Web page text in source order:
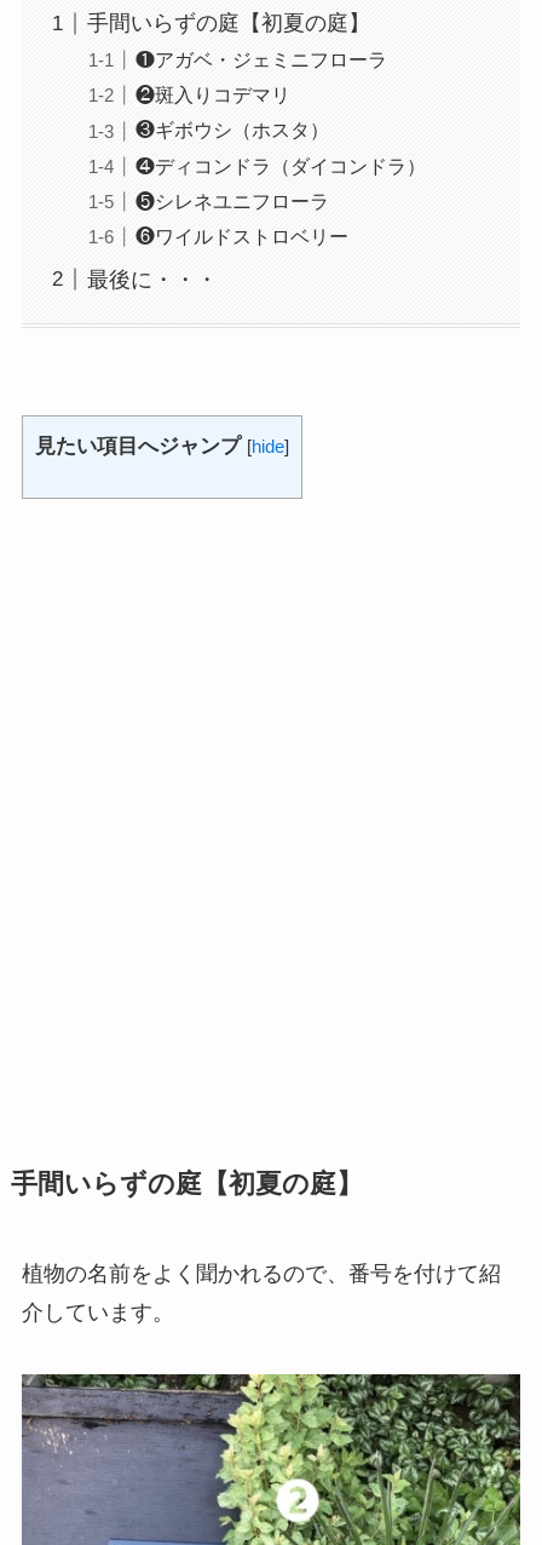
手間いらずの庭【初夏の庭】
❶アガベ・ジェミニフローラ
❷斑入りコデマリ
❸ギボウシ（ホスタ）
❹ディコンドラ（ダイコンドラ）
❺シレネユニフローラ
❻ワイルドストロベリー
最後に・・・
見たい項目へジャンプ [hide]
手間いらずの庭【初夏の庭】
植物の名前をよく聞かれるので、番号を付けて紹
介しています。